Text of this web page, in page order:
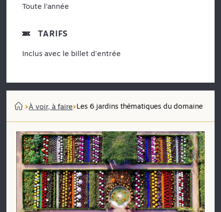
Toute l’année
TARIFS
Inclus avec le billet d'entrée
À voir, à faire Les 6 jardins thématiques du domaine